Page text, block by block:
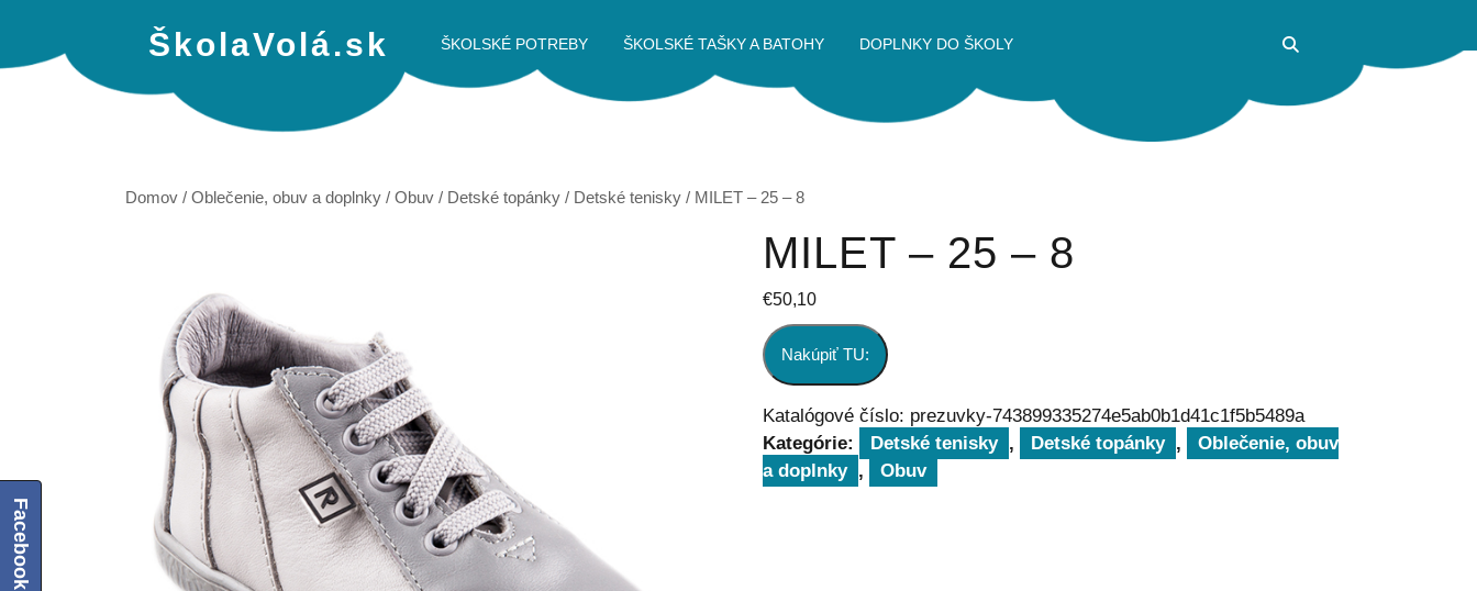
ŠkolaVolá.sk ŠKOLSKÉ POTREBY ŠKOLSKÉ TAŠKY A BATOHY DOPLNKY DO ŠKOLY
Domov / Oblečenie, obuv a doplnky / Obuv / Detské topánky / Detské tenisky / MILET – 25 – 8
MILET – 25 – 8
€50,10
Nakúpiť TU:
Katalógové číslo: prezuvky-743899335274e5ab0b1d41c1f5b5489a
Kategórie:
Detské tenisky , Detské topánky ,
Oblečenie, obuv
a doplnky , Obuv
Facebook